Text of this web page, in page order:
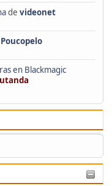
de videonet
Poucopelo
en Blackmagic